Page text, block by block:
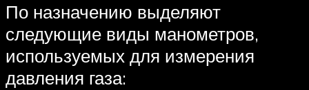
По назначению выделяют
следующие виды манометров,
используемых для измерения
давления газа: